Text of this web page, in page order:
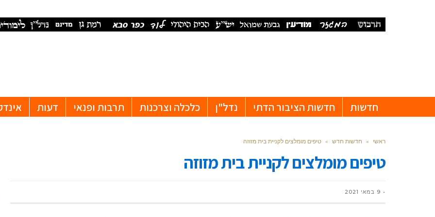
חדשות חדשות הציבור הדתי נדל"ן כלכלה וצרכנות תרבות ופנאי דעות
ראשי » חדשות חדש » טיפים מומלצים לקניית בית מזוזה
טיפים מומלצים לקניית בית מזוזה
9 במאי 2021